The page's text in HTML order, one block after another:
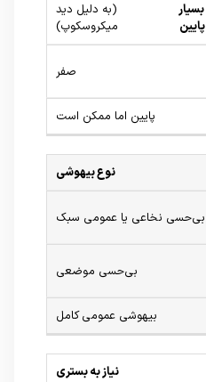
بسیار
پایین
(به دلیل دید
میکروسکوپ)
صفر
پایین اما ممکن است
نوع بیهوشی
بی‌حسی نخاعی یا عمومی سبک
بی‌حسی موضعی
بیهوشی عمومی کامل
نیاز به بستری